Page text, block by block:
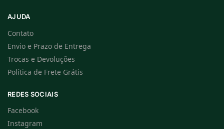
AJUDA
Contato
Envio e Prazo de Entrega
Trocas e Devoluções
Política de Frete Grátis
REDES SOCIAIS
Facebook
Instagram